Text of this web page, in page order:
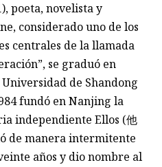
poeta, novelista y
considerado uno de los
centrales de la llamada
se graduó en
de Shandong
fundó en Nanjing la
independiente Ellos (他
de manera intermitente
años y dio nombre al